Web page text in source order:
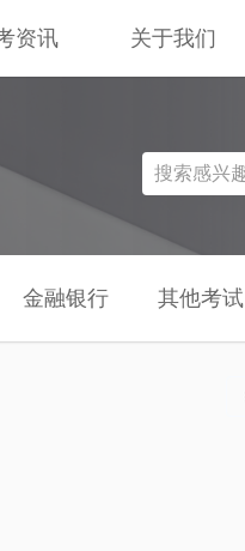
资讯 关于我们
金融银行 其他考试